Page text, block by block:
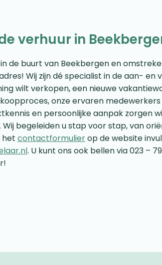
verhuur in
de buurt van Beekbergen en
Wij zijn dé specialist in de aan- en
wilt verkopen, een nieuwe
onze ervaren medewerkers
en persoonlijke aanpak zorgen
begeleiden u stap voor stap, van
het contactformulierop de website
. U kunt ons ook bellen via 023 –